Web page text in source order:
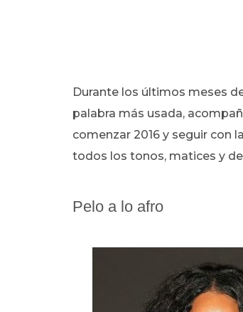
Durante los últimos meses
palabra más usada,
comenzar 2016 y seguir con
todos los tonos, matices y
Pelo a lo afro